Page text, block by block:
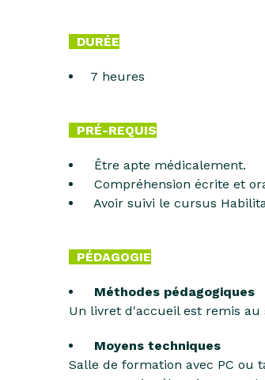
DURÉE
7 heures
PRÉ-REQUIS
Être apte médicalement.
Compréhension écrite et
Avoir suivi le cursus
PÉDAGOGIE
Méthodes pédagogiques
Un livret d'accueil est remis
Moyens techniques
Salle de formation avec PC ou